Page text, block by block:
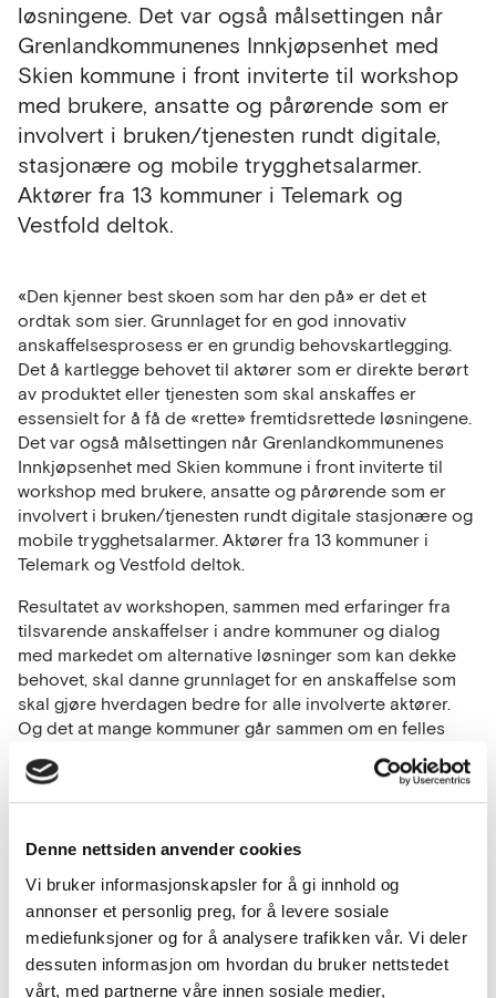
Denne nettsiden anvender cookies
Vi bruker informasjonskapsler for å gi innhold og
annonser et personlig preg, for å levere sosiale
mediefunksjoner og for å analysere trafikken vår. Vi deler
dessuten informasjon om hvordan du bruker nettstedet
vårt, med partnerne våre innen sosiale medier,
løsningene. Det var også målsettingen når
Grenlandkommunenes Innkjøpsenhet med
Skien kommune i front inviterte til workshop
med brukere, ansatte og pårørende som er
involvert i bruken/tjenesten rundt digitale,
stasjonære og mobile trygghetsalarmer.
Aktører fra 13 kommuner i Telemark og
Vestfold deltok.
«Den kjenner best skoen som har den på» er det et
ordtak som sier. Grunnlaget for en god innovativ
anskaffelsesprosess er en grundig behovskartlegging.
Det å kartlegge behovet til aktører som er direkte berørt
av produktet eller tjenesten som skal anskaffes er
essensielt for å få de «rette» fremtidsrettede løsningene.
Det var også målsettingen når Grenlandkommunenes
Innkjøpsenhet med Skien kommune i front inviterte til
workshop med brukere, ansatte og pårørende som er
involvert i bruken/tjenesten rundt digitale stasjonære og
mobile trygghetsalarmer. Aktører fra 13 kommuner i
Telemark og Vestfold deltok.
Resultatet av workshopen, sammen med erfaringer fra
tilsvarende anskaffelser i andre kommuner og dialog
med markedet om alternative løsninger som kan dekke
behovet, skal danne grunnlaget for en anskaffelse som
skal gjøre hverdagen bedre for alle involverte aktører.
Og det at mange kommuner går sammen om en felles
utfordre leverandørene til å «strekke seg» litt lenger for å
dekke behovet som Vestfold- og Telemarks-kommunene
leverandørene for å få innspill og løsningsforslag som
kan gi ennå mer informasjon om hva kommunene kan
etterspørre når de lyser ut konkurransen. Så gjenstår det
å se om markedet tar utfordringene ….
Kommunene legger hvertfall ned et godt stykke arbeid